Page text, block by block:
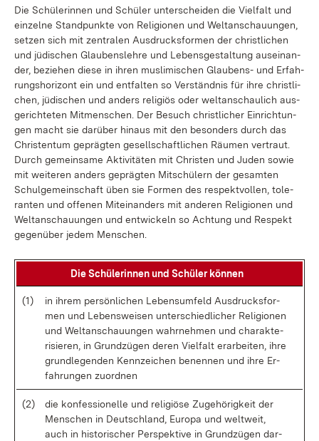
Die Schü­le­rin­nen und Schü­ler un­ter­schei­den die Viel­falt und
ein­zel­ne Stand­punk­te von Re­li­gio­nen und Welt­an­schau­un­gen,
set­zen sich mit zen­tra­len Aus­drucks­for­men der christ­li­chen
und jü­di­schen Glau­bens­leh­re und Le­bens­ge­stal­tung aus­ein­an­
der, be­zie­hen die­se in ih­ren mus­li­mi­schen Glau­bens- und Er­fah­
rungs­ho­ri­zont ein und ent­fal­ten so Ver­ständ­nis für ih­re christ­li­
chen, jü­di­schen und an­ders re­li­gi­ös oder welt­an­schau­lich aus­
ge­rich­te­ten Mit­men­schen. Der Be­such christ­li­cher Ein­rich­tun­
gen macht sie dar­über hin­aus mit den be­son­ders durch das
Chris­ten­tum ge­präg­ten ge­sell­schaft­li­chen Räu­men ver­traut.
Durch ge­mein­sa­me Ak­ti­vi­tä­ten mit Chris­ten und Ju­den so­wie
mit wei­te­ren an­ders ge­präg­ten Mit­schü­lern der ge­sam­ten
Schul­ge­mein­schaft üben sie For­men des re­spekt­vol­len, to­le­
ran­ten und of­fe­nen Mit­ein­an­ders mit an­de­ren Re­li­gio­nen und
Welt­an­schau­un­gen und ent­wi­ckeln so Ach­tung und Re­spekt
ge­gen­über je­dem Men­schen.
Die Schü­le­rin­nen und Schü­ler kön­nen
(1)
in ih­rem per­sön­li­chen Lebens­um­feld Aus­drucks­for­
men und Le­bens­wei­sen un­ter­schied­li­cher Re­li­gio­nen
und Welt­an­schau­un­gen wahr­neh­men und cha­rak­te­
ri­sie­ren, in Grund­zü­gen de­ren Viel­falt er­ar­bei­ten, ih­re
grund­le­gen­den Kenn­zei­chen be­nen­nen und ih­re Er­
fah­run­gen zu­ord­nen
(2)
die kon­fes­sio­nel­le und re­li­giö­se Zu­ge­hö­rig­keit der
Men­schen in Deutsch­land, Eu­ro­pa und welt­weit,
auch in his­to­ri­scher Per­spek­ti­ve in Grund­zü­gen dar­